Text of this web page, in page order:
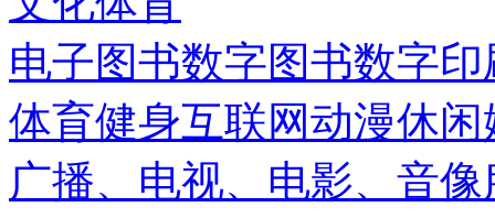
电子图书数字图书数字印
体育健身互联网动漫休闲
广播、电视、电影、音像